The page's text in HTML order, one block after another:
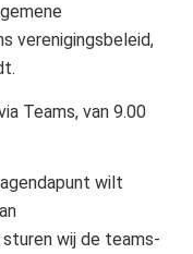
verenigingsbeleid,
Teams, van 9.00
wilt
wij de teams-